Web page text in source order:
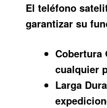
Elteléfono
garantizar su
Cobertura
cualquier
Larga